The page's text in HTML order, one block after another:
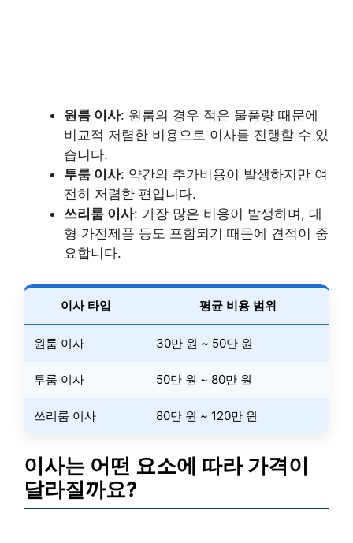
원룸 이사: 원룸의 경우 적은 물품량 때문에
비교적 저렴한 비용으로 이사를 진행할 수 있
습니다.
투룸 이사: 약간의 추가비용이 발생하지만 여
전히 저렴한 편입니다.
쓰리룸 이사: 가장 많은 비용이 발생하며, 대
형 가전제품 등도 포함되기 때문에 견적이 중
요합니다.
이사 타입 평균 비용 범위
원룸 이사 30만 원 ~ 50만 원
투룸 이사 50만 원 ~ 80만 원
쓰리룸 이사 80만 원 ~ 120만 원
이사는 어떤 요소에 따라 가격이
달라질까요?